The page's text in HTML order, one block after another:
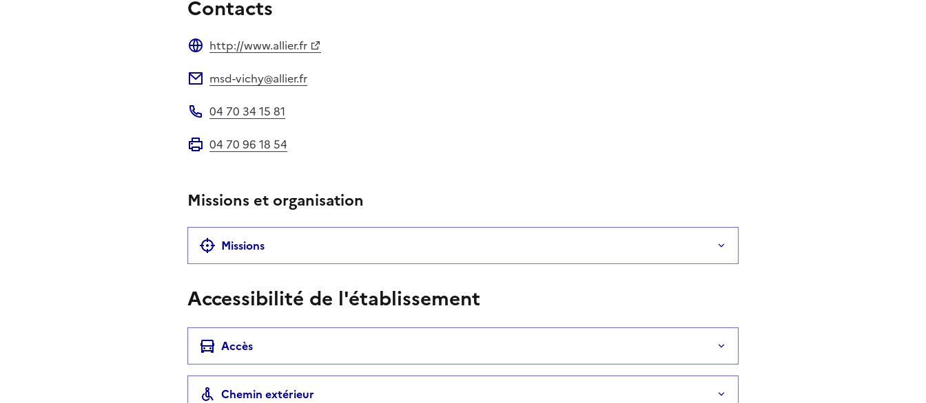
Contacts
http://www.allier.fr
msd-vichy@allier.fr
04 70 34 15 81
04 70 96 18 54
Missions et organisation
Missions
Accessibilité de l'établissement
Accès
Chemin extérieur